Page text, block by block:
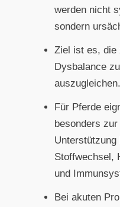
werden nicht
sondern
Ziel ist es, die
Dysbalance
auszugleichen.
Für Pferde
besonders
Unterstützung
Stoffwechsel,
und
Bei akuten